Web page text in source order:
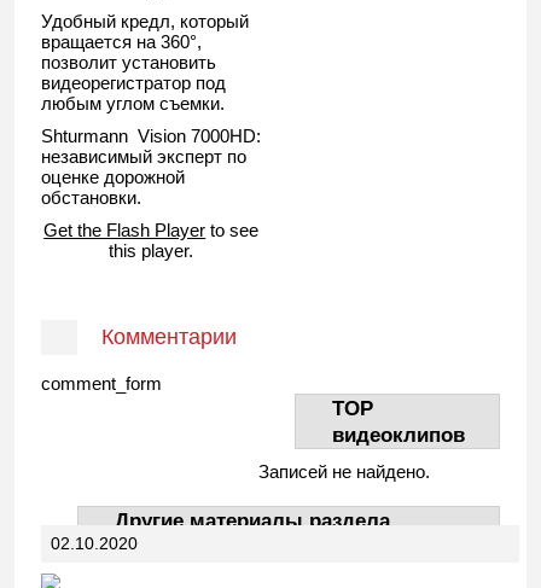
Удобный кредл, который
вращается на 360°,
позволит установить
видеорегистратор под
любым углом съемки.
Shturmann Vision 7000HD:
независимый эксперт по
оценке дорожной
обстановки.
Get the Flash Player to see
this player.
Комментарии
comment_form
TOP
видеоклипов
Записей не найдено.
Другие материалы раздела
АвтоДела
02.10.2020